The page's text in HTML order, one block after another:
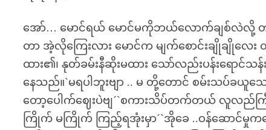
အော်… မောင်ရယ် မောင်မကိုဘယ်လောက်ချစ်လဲလို့ တ
တာ အဲ့လိုကြေးလား မောင်က မျက်စောင်းချိုချိုလေ
ထား၏၊ နုတ်ခမ်းနီဆိုးမထား သော်လည်းပန်းရောင်သန်
နေသည်။`မရပါဘူးဗျာ .. မ တို့တောင် စမ်းသပ်ခယူသေ
တော့ပေါက်ဈေးပဲဗျ´`စကားသိပ်တက်တယ် လူလည်က
ကြိုက် မကြိုက် ကြည့်ရအုံးမှာ´`အိုခေ ..ဝန်ဆောင်မှု